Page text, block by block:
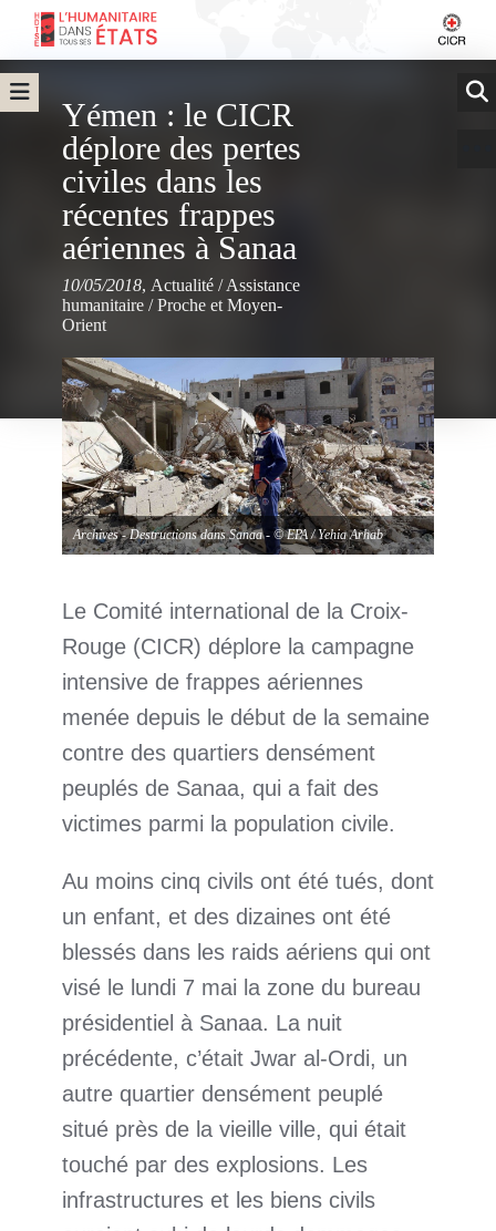
Yémen : le CICR
déplore des pertes
civiles dans les
récentes frappes
aériennes à Sanaa
10/05/2018, Actualité /Assistance
humanitaire /Proche et Moyen-
Orient
Archives - Destructions dans Sanaa - © EPA / Yehia Arhab
Le Comité international de la Croix-
Rouge (CICR) déplore la campagne
intensive de frappes aériennes
menée depuis le début de la semaine
contre des quartiers densément
peuplés de Sanaa, qui a fait des
victimes parmi la population civile.
Au moins cinq civils ont été tués, dont
un enfant, et des dizaines ont été
blessés dans les raids aériens qui ont
visé le lundi 7 mai la zone du bureau
présidentiel à Sanaa. La nuit
précédente, c’était Jwar al-Ordi, un
autre quartier densément peuplé
situé près de la vieille ville, qui était
touché par des explosions. Les
infrastructures et les biens civils